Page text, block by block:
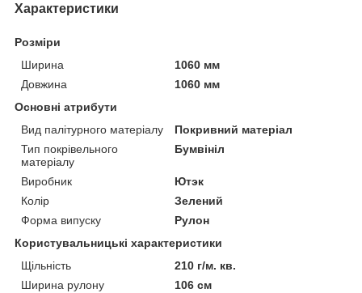
Характеристики
Розміри
Ширина
1060 мм
Довжина
1060 мм
Основні атрибути
Вид палітурного матеріалу
Покривний матеріал
Тип покрівельного
матеріалу
Бумвініл
Виробник
Ютэк
Колір
Зелений
Форма випуску
Рулон
Користувальницькі характеристики
Щільність
210 г/м. кв.
Ширина рулону
106 см